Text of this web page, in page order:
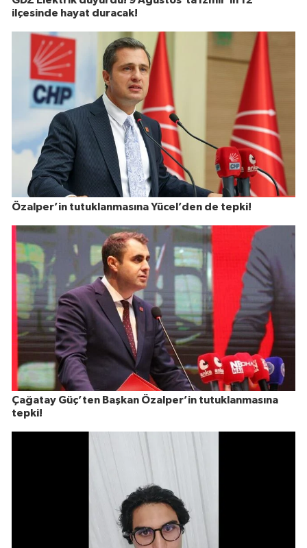
ilçesinde hayat duracak!
Özalper’in tutuklanmasına Yücel’den de tepki!
Çağatay Güç’ten Başkan Özalper’in tutuklanmasına
tepki!